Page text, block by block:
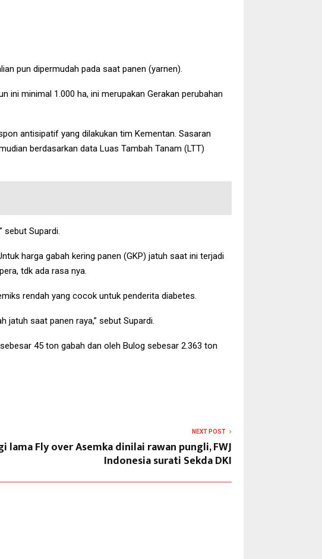
pun dipermudah pada saat panen (yarnen).
ini minimal 1.000 ha, ini merupakan Gerakan perubahan
antisipatif yang dilakukan tim Kementan. Sasaran
berdasarkan data Luas Tambah Tanam (LTT)
sebut Supardi.
harga gabah kering panen (GKP) jatuh saat ini terjadi
tdk ada rasa nya.
rendah yang cocok untuk penderita diabetes.
saat panen raya,” sebut Supardi.
45 ton gabah dan oleh Bulog sebesar 2.363 ton
NEXT POST
lama Fly over Asemka dinilai rawan pungli, FWJ
Indonesia surati Sekda DKI